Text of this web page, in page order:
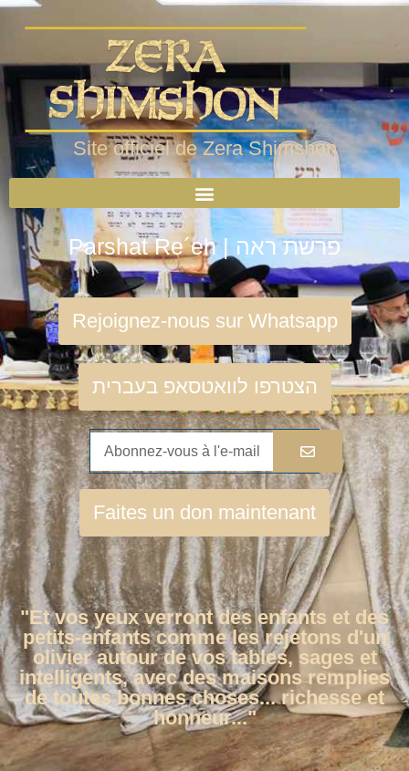
Site officiel de Zera Shimshon
Parshat Re´eh | פרשת ראה
Rejoignez-nous sur Whatsapp
הצטרפו לוואטסאפ בעברית
Faites un don maintenant
"Et vos yeux verront des enfants et des
petits-enfants comme les rejetons d'un
olivier autour de vos tables, sages et
intelligents, avec des maisons remplies
de toutes bonnes choses... richesse et
honneur..."